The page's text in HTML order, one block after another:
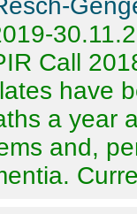
Call
have
a year
and,